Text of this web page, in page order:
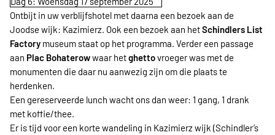
Ontbijt in uw verblijfshotel met daarna een bezoek aan de
Joodse wijk: Kazimierz. Ook een bezoek aan hetSchindlers List
Factory museum staat op het programma. Verder een passage
aan Plac Bohaterowwaar hetghettovroeger was met de
monumenten die daar nu aanwezig zijn om die plaats te
herdenken.
Een gereserveerde lunch wacht ons dan weer: 1 gang, 1 drank
met koffie/thee.
Er is tijd voor een korte wandeling in Kazimierz wijk (Schindler’s